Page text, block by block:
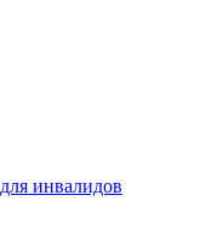
инвалидов